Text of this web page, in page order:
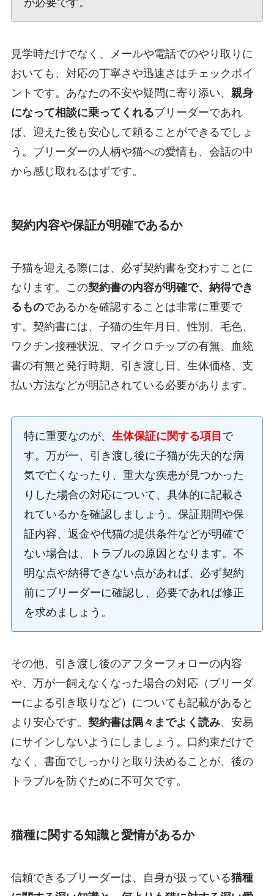
が必要です。
見学時だけでなく、メールや電話でのやり取りに
おいても、対応の丁寧さや迅速さはチェックポイ
ントです。あなたの不安や疑問に寄り添い、 親身
になって相談に乗ってくれるブリーダーであれ
ば、迎えた後も安心して頼ることができるでしょ
う。ブリーダーの人柄や猫への愛情も、会話の中
から感じ取れるはずです。
契約内容や保証が明確であるか
子猫を迎える際には、必ず契約書を交わすことに
なります。この契約書の内容が明確で、納得でき
るものであるかを確認することは非常に重要で
す。契約書には、子猫の生年月日、性別、毛色、
ワクチン接種状況、マイクロチップの有無、血統
書の有無と発行時期、引き渡し日、生体価格、支
払い方法などが明記されている必要があります。
特に重要なのが、 生体保証に関する項目 で
す。万が一、引き渡し後に子猫が先天的な病
気で亡くなったり、重大な疾患が見つかった
りした場合の対応について、具体的に記載さ
れているかを確認しましょう。保証期間や保
証内容、返金や代猫の提供条件などが明確で
ない場合は、トラブルの原因となります。不
明な点や納得できない点があれば、必ず契約
前にブリーダーに確認し、必要であれば修正
を求めましょう。
その他、引き渡し後のアフターフォローの内容
や、万が一飼えなくなった場合の対応（ブリーダ
ーによる引き取りなど）についても記載があると
より安心です。 契約書は隅々までよく読み、安易
にサインしないようにしましょう。口約束だけで
なく、書面でしっかりと取り決めることが、後の
トラブルを防ぐために不可欠です。
猫種に関する知識と愛情があるか
信頼できるブリーダーは、自身が扱っている猫種